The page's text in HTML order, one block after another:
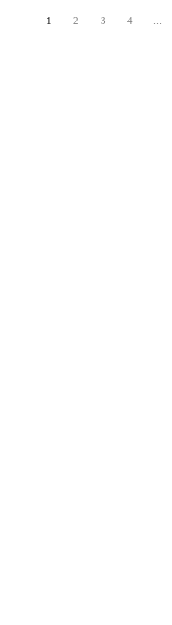
1 2 3 4 ...